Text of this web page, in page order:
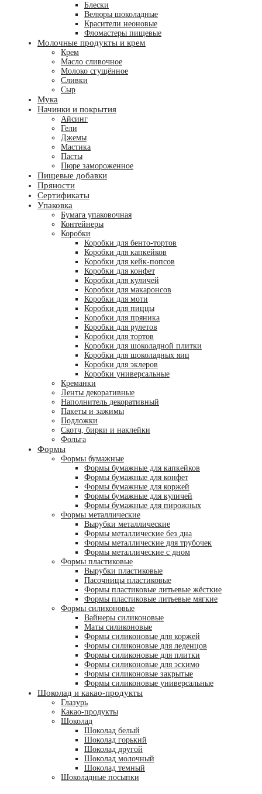
Блески
Велюры шоколадные
Красители неоновые
Фломастеры пищевые
Молочные продукты и крем
Крем
Масло сливочное
Молоко сгущённое
Сливки
Сыр
Мука
Начинки и покрытия
Айсинг
Гели
Джемы
Мастика
Пасты
Пюре замороженное
Пищевые добавки
Пряности
Сертификаты
Упаковка
Бумага упаковочная
Контейнеры
Коробки
Коробки для бенто-тортов
Коробки для капкейков
Коробки для кейк-попсов
Коробки для конфет
Коробки для куличей
Коробки для макаронсов
Коробки для моти
Коробки для пиццы
Коробки для пряника
Коробки для рулетов
Коробки для тортов
Коробки для шоколадной плитки
Коробки для шоколадных яиц
Коробки для эклеров
Коробки универсальные
Креманки
Ленты декоративные
Наполнитель декоративный
Пакеты и зажимы
Подложки
Скотч, бирки и наклейки
Фольга
Формы
Формы бумажные
Формы бумажные для капкейков
Формы бумажные для конфет
Формы бумажные для коржей
Формы бумажные для куличей
Формы бумажные для пирожных
Формы металлические
Вырубки металлические
Формы металлические без дна
Формы металлические для трубочек
Формы металлические с дном
Формы пластиковые
Вырубки пластиковые
Пасочницы пластиковые
Формы пластиковые литьевые жёсткие
Формы пластиковые литьевые мягкие
Формы силиконовые
Вайнеры силиконовые
Маты силиконовые
Формы силиконовые для коржей
Формы силиконовые для леденцов
Формы силиконовые для плитки
Формы силиконовые для эскимо
Формы силиконовые закрытые
Формы силиконовые универсальные
Шоколад и какао-продукты
Глазурь
Какао-продукты
Шоколад
Шоколад белый
Шоколад горький
Шоколад другой
Шоколад молочный
Шоколад темный
Шоколадные посыпки